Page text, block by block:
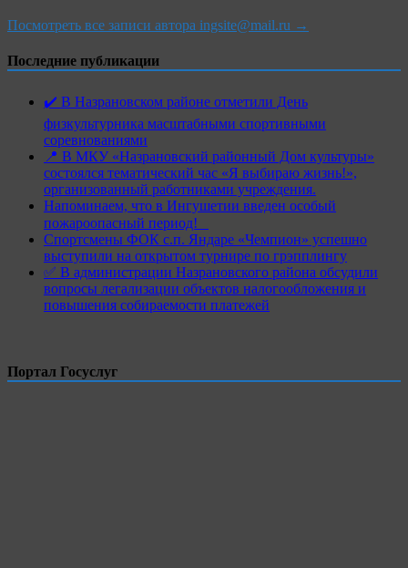
Посмотреть все записи автора ingsite@mail.ru →
Последние публикации
✔️ В Назрановском районе отметили День
физкультурника масштабными спортивными
соревнованиями
📍 В МКУ «Назрановский районный Дом культуры»
состоялся тематический час «Я выбираю жизнь!»,
организованный работниками учреждения.
Напоминаем, что в Ингушетии введен особый
пожароопасный период!⁣⁣⠀
Спортсмены ФОК с.п. Яндаре «Чемпион» успешно
выступили на открытом турнире по грэпплингу
✅ В администрации Назрановского района обсудили
вопросы легализации объектов налогообложения и
повышения собираемости платежей
Портал Госуслуг